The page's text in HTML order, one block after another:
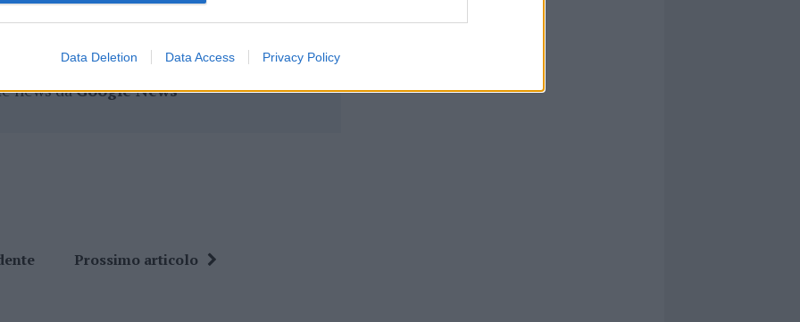
Data Deletion Data Access Privacy Policy
news daGoogle News
Prossimo articolo